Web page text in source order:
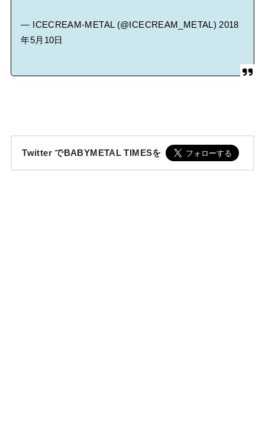
— ICECREAM-METAL (@ICECREAM_METAL) 2018
年5月10日
Twitter でBABYMETAL TIMESを